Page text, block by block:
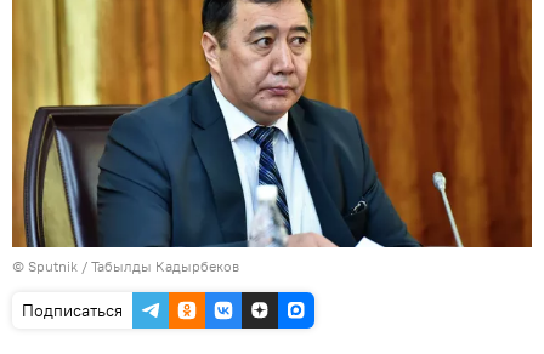
© Sputnik / Табылды Кадырбеков
Подписаться